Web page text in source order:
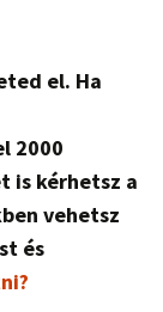
el. Ha
2000
is kérhetsz a
vehetsz
és